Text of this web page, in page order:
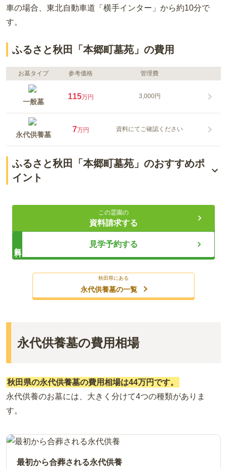
車の場合、東北自動車道「横手インター」から約10分で
す。
ふるさと秋田「本郷町墓苑」の費用
お墓タイプ 参考価格 管理費
一般墓
115万円 3,000円
永代供養墓
7万円 資料にてご確認ください
ふるさと秋田「本郷町墓苑」のおすすめポ
イント
清流の麓に佇む閑静な墓苑
宗派不問でどなたでも安心
アクセス抜群で設備も充実
ライフドット編集部
った現代のニーズに合わせたお墓もご用意しております。宗教
や宗派を問わずどなたでも納骨供養が可能で、神道への対応や
いるため、安心してお参りいただけます。
この霊園の
資料請求する
見学予約する
秋田県にある
永代供養墓の一覧
永代供養墓の費用相場
秋田県の永代供養墓の費用相場は44万円です。
永代供養のお墓には、大きく分けて4つの種類がありま
す。
最初から合葬される永代供養